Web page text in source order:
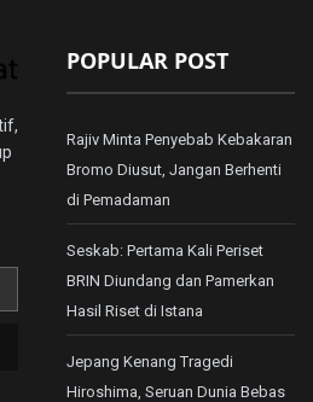
POPULAR POST
Rajiv Minta Penyebab Kebakaran
Bromo Diusut, Jangan Berhenti
di Pemadaman
Seskab: Pertama Kali Periset
BRIN Diundang dan Pamerkan
Hasil Riset di Istana
Jepang Kenang Tragedi
Hiroshima, Seruan Dunia Bebas